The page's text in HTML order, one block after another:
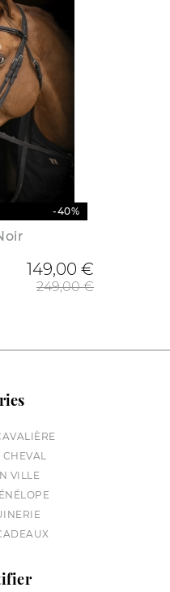
-40%
149,00 €
249,00 €
CHEVAL
VILLE